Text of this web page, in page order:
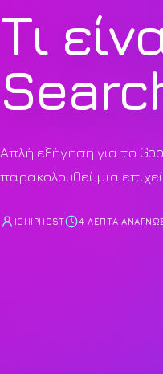
Τι
Απλή εξήγηση για το
παρακολουθεί μια
ICHIPHOST 4 ΛΕΠΤΆ